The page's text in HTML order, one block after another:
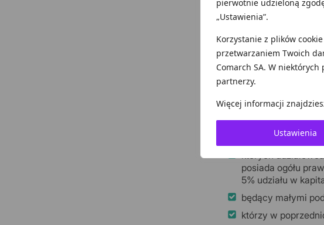
pierwotnie udzieloną
„Ustawienia”.
Korzystanie z plików
przetwarzaniem Twoich
Comarch SA. W
partnerzy.
Więcej informacji
Ustawienia
Czy zatem spółka Beta
Podatku minimalnego
rozpoczynający
którzy w danym
których
posiada ogółu
5% udziału w
będący małymi
którzy w